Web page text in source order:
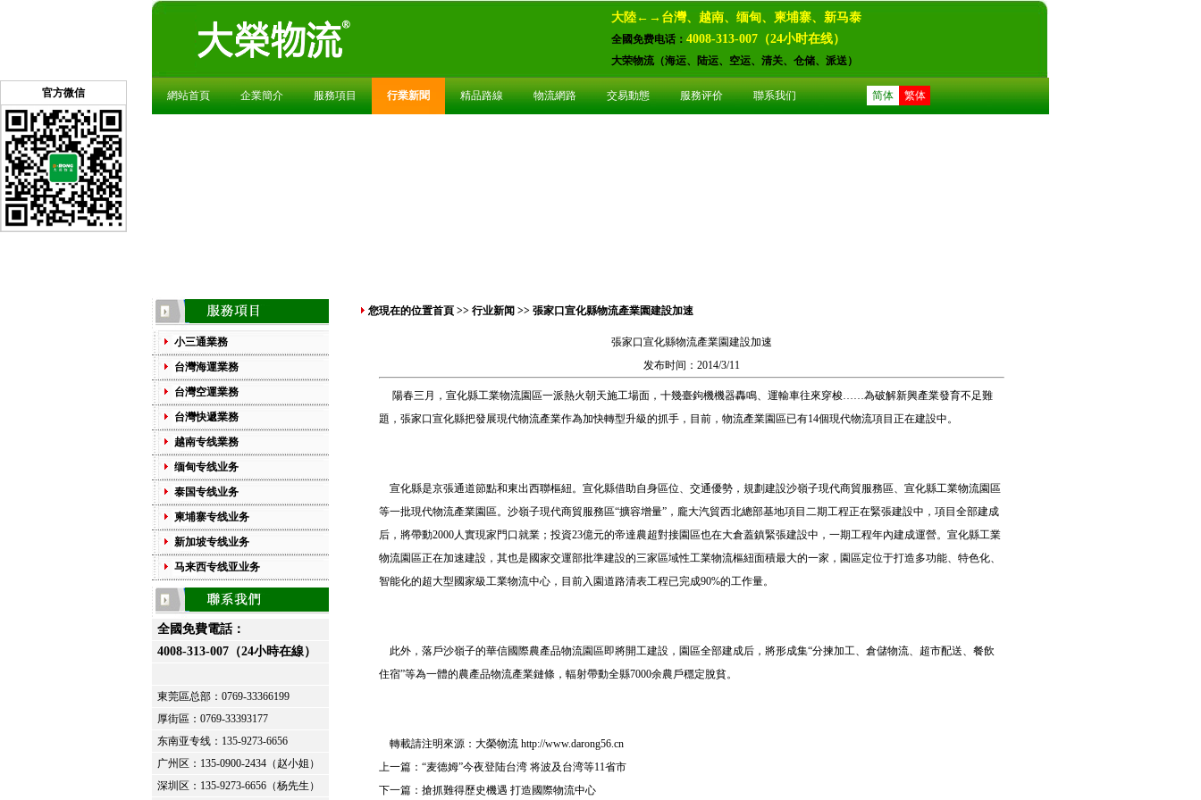
大陸←→台灣、越南、缅甸、柬埔寨、新马泰
全國免费电话： 4008-313-007（24小时在线）
大荣物流（海运、陆运、空运、清关、仓储、派送）
網站首頁 企業簡介 服務項目 行業新聞 精品路線 物流網路 交易動態 服務评价 聯系我们 简体 繁体
小三通業務
台灣海運業務
台灣空運業務
台灣快遞業務
越南专线業務
缅甸专线业务
泰国专线业务
柬埔寨专线业务
新加坡专线业务
马来西专线亚业务
全國免費電話：
4008-313-007（24小時在線）
東莞區总部： 0769-33366199
厚街區： 0769-33393177
东南亚专线：135-9273-6656
广州区：135-0900-2434（赵小姐）
深圳区：135-9273-6656（杨先生）
您現在的位置首頁 >> 行业新闻 >> 張家口宣化縣物流產業園建設加速
張家口宣化縣物流產業園建設加速
发布时间：2014/3/11
陽春三月，宣化縣工業物流園區一派熱火朝天施工場面，十幾臺鉤機機器轟鳴、運輸車往來穿梭……為破解新興產業發育不足難
題，張家口宣化縣把發展現代物流產業作為加快轉型升級的抓手，目前，物流產業園區已有14個現代物流項目正在建設中。
宣化縣是京張通道節點和東出西聯樞紐。宣化縣借助自身區位、交通優勢，規劃建設沙嶺子現代商貿服務區、宣化縣工業物流園區
等一批現代物流產業園區。沙嶺子現代商貿服務區“擴容增量”，龐大汽貿西北總部基地項目二期工程正在緊張建設中，項目全部建成
后，將帶動2000人實現家門口就業；投資23億元的帝達農超對接園區也在大倉蓋鎮緊張建設中，一期工程年內建成運營。宣化縣工業
物流園區正在加速建設，其也是國家交運部批準建設的三家區域性工業物流樞紐面積最大的一家，園區定位于打造多功能、特色化、
智能化的超大型國家級工業物流中心，目前入園道路清表工程已完成90%的工作量。
此外，落戶沙嶺子的華信國際農產品物流園區即將開工建設，園區全部建成后，將形成集“分揀加工、倉儲物流、超市配送、餐飲
住宿”等為一體的農產品物流產業鏈條，輻射帶動全縣7000余農戶穩定脫貧。
轉載請注明來源： 大榮物流 http://www.darong56.cn
上一篇： “麦德姆”今夜登陆台湾 将波及台湾等11省市
下一篇： 搶抓難得歷史機遇 打造國際物流中心
官方微信